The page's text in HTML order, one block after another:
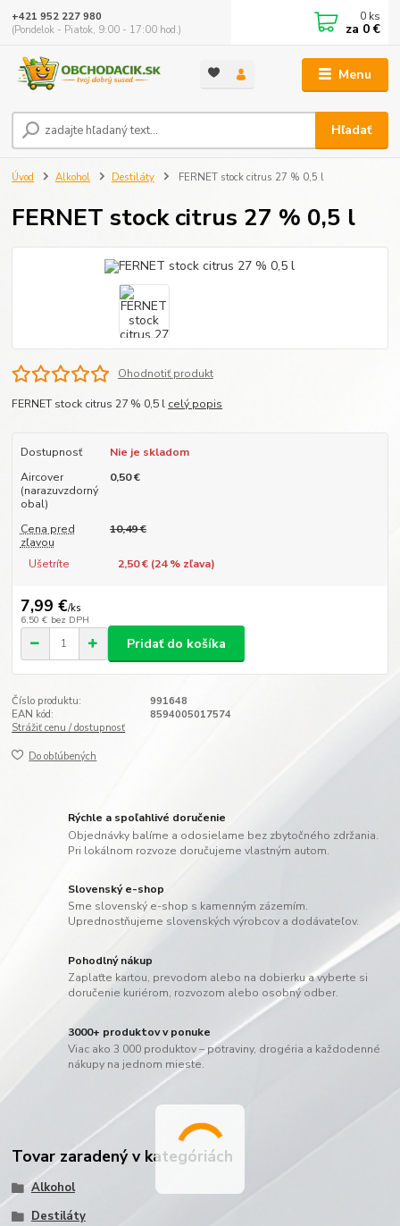
Menu
Hľadať
+421 952 227 980
(Pondelok - Piatok, 9:00 - 17:00 hod.)
0 ks
za 0 €
Úvod Alkohol Destiláty FERNET stock citrus 27 % 0,5 l
FERNET stock citrus 27 % 0,5 l
Ohodnotiť produkt
FERNET stock citrus 27 % 0,5 l celý popis
Dostupnosť
Nie je skladom
Aircover
(narazuvzdorný
obal)
0,50 €
Cena pred
zľavou
10,49 €
Ušetríte 2,50 € (24% zľava)
7,99 €/ks
6,50 € bez DPH
Pridať do košíka
Číslo produktu:
991648
EAN kód:
8594005017574
Strážiť cenu / dostupnosť
Do obľúbených
Rýchle a spoľahlivé doručenie
Objednávky balíme a odosielame bez zbytočného zdržania.
Pri lokálnom rozvoze doručujeme vlastným autom.
Slovenský e-shop
Sme slovenský e-shop s kamenným zázemím.
Uprednostňujeme slovenských výrobcov a dodávateľov.
Pohodlný nákup
Zaplaťte kartou, prevodom alebo na dobierku a vyberte si
doručenie kuriérom, rozvozom alebo osobný odber.
3000+ produktov v ponuke
Viac ako 3 000 produktov – potraviny, drogéria a každodenné
nákupy na jednom mieste.
Tovar zaradený v kategóriách
Alkohol
Destiláty